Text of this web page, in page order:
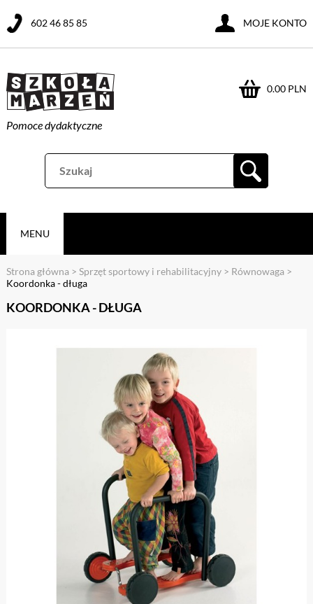
Pomoce dydaktyczne
0.00 PLN
602 46 85 85 MOJE KONTO
MENU
Strona główna > Sprzęt sportowy i rehabilitacyjny> Równowaga >
Koordonka - długa
KOORDONKA - DŁUGA